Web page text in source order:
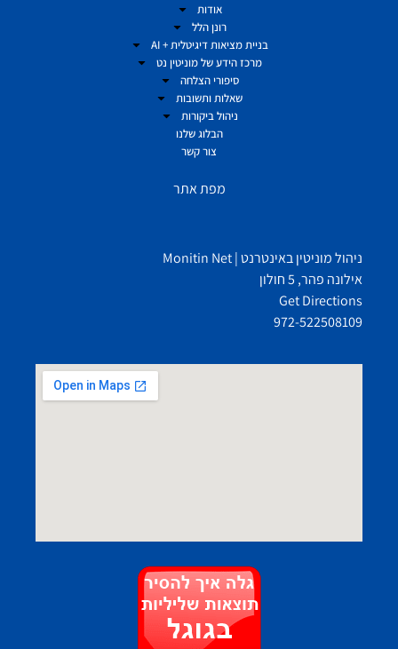
אודות
רונן הלל
בניית מציאות דיגיטלית + AI
מרכז הידע של מוניטין נט
סיפורי הצלחה
שאלות ותשובות
ניהול ביקורות
הבלוג שלנו
צור קשר
מפת אתר
ניהול מוניטין באינטרנט | Monitin Net
אילונה פהר, 5 חולון
Get Directions
972-522508109